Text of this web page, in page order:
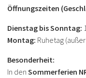
Öffnungszeiten
Dienstag bis Sonntag:
Montag: Ruhetag
Besonderheit:
In den Sommerferien